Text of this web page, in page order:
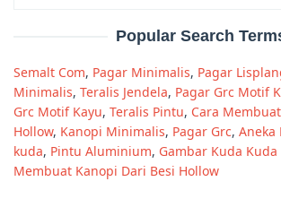
Popular Search
Semalt Com, Pagar Minimalis, Pagar
Minimalis, Teralis Jendela, Pagar Grc Motif
Grc Motif Kayu, Teralis Pintu, Cara
Hollow, Kanopi Minimalis, Pagar Grc, Aneka
kuda, Pintu Aluminium, Gambar Kuda
Membuat Kanopi Dari Besi Hollow